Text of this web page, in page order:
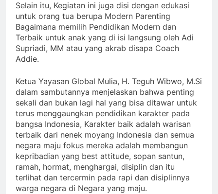
Selain itu, Kegiatan ini juga disi dengan edukasi
untuk orang tua berupa Modern Parenting
Bagaimana memilih Pendidikan Modern dan
Terbaik untuk anak yang di isi langsung oleh Adi
Supriadi, MM atau yang akrab disapa Coach
Addie.
Ketua Yayasan Global Mulia, H. Teguh Wibwo, M.Si
dalam sambutannya menjelaskan bahwa penting
sekali dan bukan lagi hal yang bisa ditawar untuk
terus menggaungkan pendidikan karakter pada
bangsa Indonesia, Karakter baik adalah warisan
terbaik dari nenek moyang Indonesia dan semua
negara maju fokus mereka adalah membangun
kepribadian yang best attitude, sopan santun,
ramah, hormat, menghargai, disiplin dan itu
terlihat dan tercermin pada rapi dan disiplinnya
warga negara di Negara yang maju.